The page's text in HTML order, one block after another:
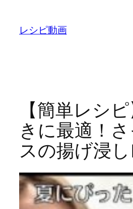
レシピ動画
【簡単レシ
きに最適！
スの揚げ浸